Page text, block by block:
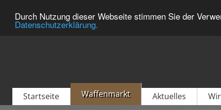
Durch Nutzung dieser Webseite stimmen Sie der
Datenschutzerklärung.
Startseite Waffenmarkt Aktuelles